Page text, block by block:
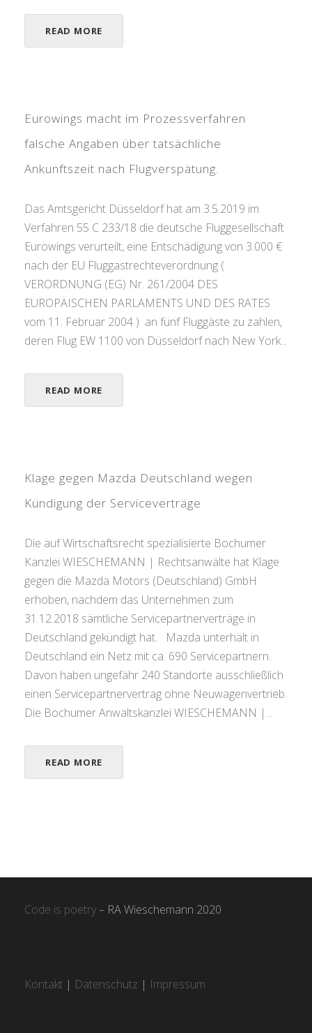
READ MORE
Eurowings macht im Prozessverfahren
falsche Angaben über tatsächliche
Ankunftszeit nach Flugverspätung.
Das Amtsgericht Düsseldorf hat am 3.5.2019 im
Verfahren 55 C 233/18 die deutsche Fluggesellschaft
Eurowings verurteilt, eine Entschädigung von 3.000 €
nach der EU Fluggastrechteverordnung (
VERORDNUNG (EG) Nr. 261/2004 DES
EUROPÄISCHEN PARLAMENTS UND DES RATES
vom 11. Februar 2004 ) an fünf Fluggäste zu zahlen,
deren Flug EW 1100 von Düsseldorf nach New York...
READ MORE
Klage gegen Mazda Deutschland wegen
Kündigung der Serviceverträge
Die auf Wirtschaftsrecht spezialisierte Bochumer
Kanzlei WIESCHEMANN | Rechtsanwälte hat Klage
gegen die Mazda Motors (Deutschland) GmbH
erhoben, nachdem das Unternehmen zum
31.12.2018 sämtliche Servicepartnerverträge in
Deutschland gekündigt hat. Mazda unterhält in
Deutschland ein Netz mit ca. 690 Servicepartnern.
Davon haben ungefähr 240 Standorte ausschließlich
einen Servicepartnervertrag ohne Neuwagenvertrieb.
Die Bochumer Anwaltskanzlei WIESCHEMANN |...
READ MORE
Code is poetry– RA Wieschemann 2020
Kontakt | Datenschutz | Impressum